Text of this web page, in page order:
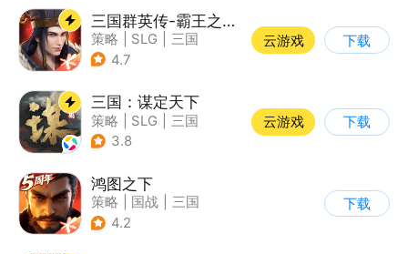
三国群英传-霸王之业
策略 SLG
三国
| 中国风
4.7
云游戏 下载
三国：谋定天下
策略 SLG
三国
| 中国风
3.8
云游戏 下载
鸿图之下
策略 国战
三国
| 中国风
4.2
下载